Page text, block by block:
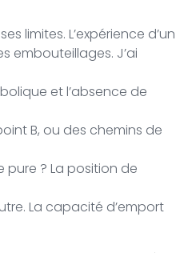
limites. L’expérience d’un
embouteillages. J’ai
et l’absence de
B, ou des chemins de
? La position de
La capacité d’emport